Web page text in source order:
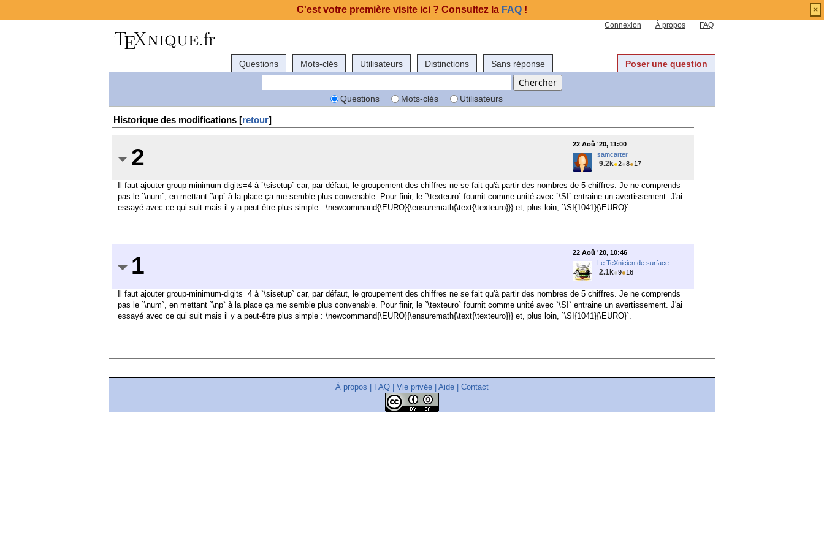
Connexion À propos FAQ
Questions Mots-clés Utilisateurs Distinctions Sans réponse Poser une question
Questions Mots-clés Utilisateurs
Historique des modifications [retour]
2
22 Aoû '20, 11:00
samcarter
9.2k●2●8●17
Il faut ajouter group-minimum-digits=4 à `\sisetup` car, par défaut, le groupement des chiffres ne se fait qu'à partir des nombres de 5 chiffres. Je ne comprends
pas le `\num`, en mettant `\np` à la place ça me semble plus convenable. Pour finir, le `\texteuro` fournit comme unité avec `\SI` entraine un avertissement. J'ai
essayé avec ce qui suit mais il y a peut-être plus simple : \newcommand{\EURO}{\ensuremath{\text{\texteuro}}} et, plus loin, `\SI{1041}{\EURO}`.
1
22 Aoû '20, 10:46
Le TeXnicien de surface
2.1k●9●16
Il faut ajouter group-minimum-digits=4 à `\sisetup` car, par défaut, le groupement des chiffres ne se fait qu'à partir des nombres de 5 chiffres. Je ne comprends
pas le `\num`, en mettant `\np` à la place ça me semble plus convenable. Pour finir, le `\texteuro` fournit comme unité avec `\SI` entraine un avertissement. J'ai
essayé avec ce qui suit mais il y a peut-être plus simple : \newcommand{\EURO}{\ensuremath{\text{\texteuro}}} et, plus loin, `\SI{1041}{\EURO}`.
À propos FAQ Vie privée Aide Contact
C'est votre première visite ici ? Consultez la FAQ ! ×